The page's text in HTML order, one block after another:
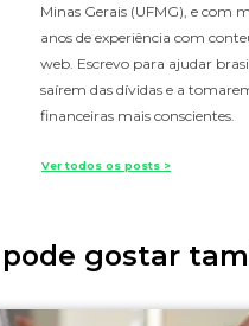
Minas Gerais (UFMG), e com
anos de experiência com
web. Escrevo para ajudar
saírem das dívidas e a
financeiras mais conscientes.
Ver todos os posts >
pode gostar